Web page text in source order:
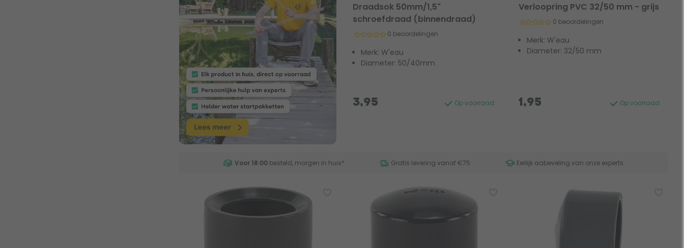
Draadsok 50mm/1,5"
schroefdraad (binnendraad)
0 beoordelingen
Merk: W'eau
Diameter: 50/40mm
Op voorraad
3,95
Verloopring PVC 32/50 mm - grijs
0 beoordelingen
Merk: W'eau
Diameter: 32/50 mm
Op voorraad
1,95
Voor 18:00 besteld, morgen in huis* Gratis levering vanaf €75 Eerlijk aabeveling van onze experts